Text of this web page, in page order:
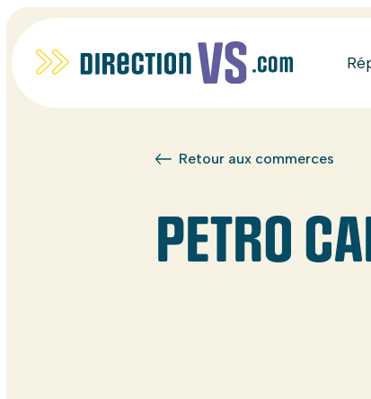
Retour aux commerces
PETRO